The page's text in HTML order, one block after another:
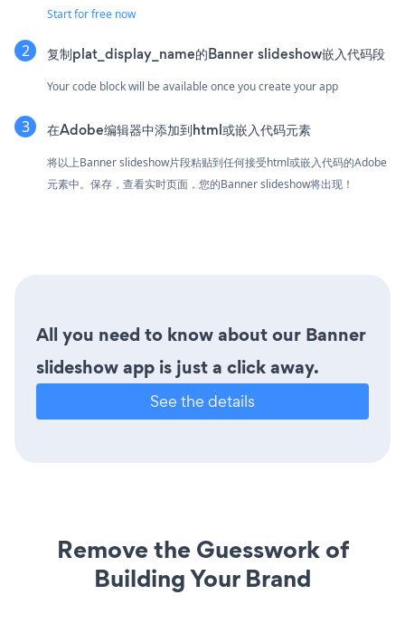
Start for free now
复制plat_display_name的Banner slideshow嵌入代码段
Your code block will be available once you create your app
在Adobe编辑器中添加到html或嵌入代码元素
将以上Banner slideshow片段粘贴到任何接受html或嵌入代码的Adobe
元素中。保存，查看实时页面，您的Banner slideshow将出现！
All you need to know about our Banner
slideshow app is just a click away.
See the details
Remove the Guesswork of
Building Your Brand